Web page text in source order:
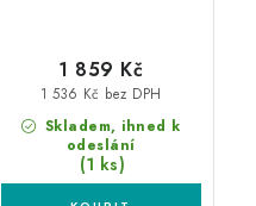
Skladem, ihned k
odeslání
(1 ks)
1 536 Kč bez DPH
1 859 Kč